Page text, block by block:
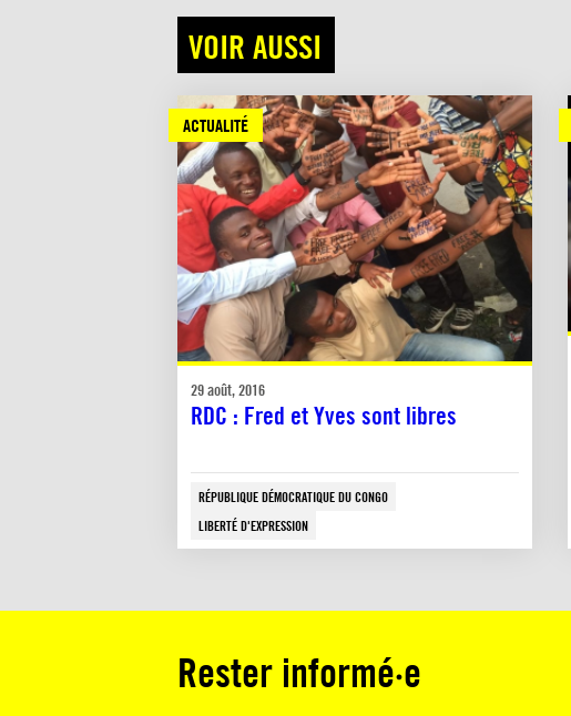
VOIR AUSSI
ACTUALITÉ
29 août, 2016
RDC : Fred et Yves sont libres
RÉPUBLIQUE DÉMOCRATIQUE DU CONGO
LIBERTÉ D'EXPRESSION
Rester informé·e